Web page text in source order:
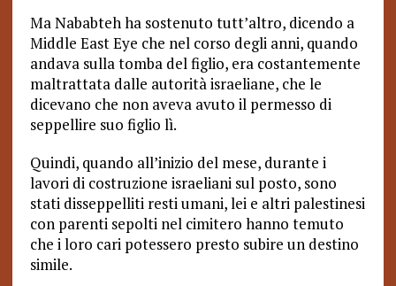
Ma Nababteh ha sostenuto tutt’altro, dicendo a
Middle East Eye che nel corso degli anni, quando
andava sulla tomba del figlio, era costantemente
maltrattata dalle autorità israeliane, che le
dicevano che non aveva avuto il permesso di
seppellire suo figlio lì.
Quindi, quando all’inizio del mese, durante i
lavori di costruzione israeliani sul posto, sono
stati disseppelliti resti umani, lei e altri palestinesi
con parenti sepolti nel cimitero hanno temuto
che i loro cari potessero presto subire un destino
simile.